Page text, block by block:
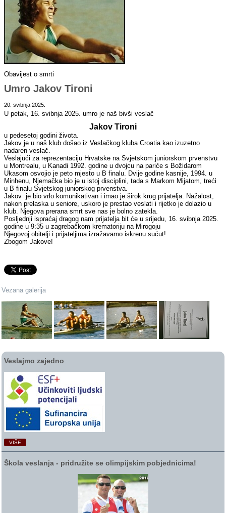
Obavijest o smrti
Umro Jakov Tironi
20. svibnja 2025.
U petak, 16. svibnja 2025. umro je naš bivši veslač
Jakov Tironi
u pedesetoj godini života.
Jakov je u naš klub došao iz Veslačkog kluba Croatia kao izuzetno
nadaren veslač.
Veslajući za reprezentaciju Hrvatske na Svjetskom juniorskom prvenstvu
u Montrealu, u Kanadi 1992. godine u dvojcu na pariće s Božidarom
Ukasom osvojio je peto mjesto u B finalu. Dvije godine kasnije, 1994. u
Minhenu, Njemačka bio je u istoj disciplini, tada s Markom Mijatom, treći
u B finalu Svjetskog juniorskog prvenstva.
Jakov je bio vrlo komunikativan i imao je širok krug prijatelja. Nažalost,
nakon prelaska u seniore, uskoro je prestao veslati i rijetko je dolazio u
klub. Njegova prerana smrt sve nas je bolno zatekla.
Posljednji ispraćaj dragog nam prijatelja bit će u srijedu, 16. svibnja 2025.
godine u 9:35 u zagrebačkom krematoriju na Mirogoju
Njegovoj obitelji i prijateljima izražavamo iskrenu sućut!
Zbogom Jakove!
Vezana galerija
Veslajmo zajedno
VIŠE
Škola veslanja ‑ pridružite se olimpijskim pobjednicima!